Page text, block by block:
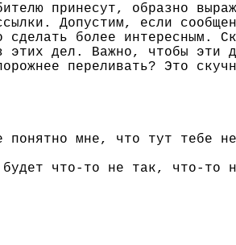
принесут, образно
Допустим, если
более интересным.
этих дел. Важно, чтобы эти
переливать? Это
понятно мне, что тут тебе
что-то не так, что-то